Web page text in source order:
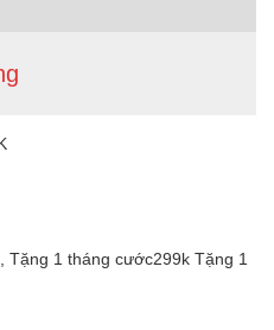
Tặng 1 tháng cước299k Tặng 1